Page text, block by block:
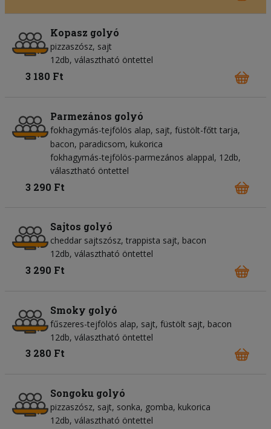
Kopasz golyó
pizzaszósz sajt
12db, választható öntettel
3 180 Ft
Parmezános golyó
fokhagymás-tejfölös alap sajt füstölt-főtt tarja
bacon paradicsom kukorica
fokhagymás-tejfölös-parmezános alappal, 12db,
választható öntettel
3 290 Ft
Sajtos golyó
cheddar sajtszósz trappista sajt bacon
12db, választható öntettel
3 290 Ft
Smoky golyó
fűszeres-tejfölös alap sajt füstölt sajt bacon
12db, választható öntettel
3 280 Ft
Songoku golyó
pizzaszósz sajt sonka gomba kukorica
12db, választható öntettel